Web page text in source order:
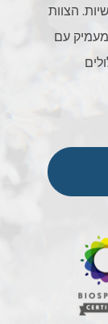
הצוות
מעמיק עם